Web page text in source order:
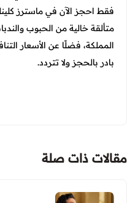
فقط احجز الآن في ماسترز
متألقة خالية من الحبوب
المملكة، فضلًا عن الأسعار
بادر بالحجز ولا تتردد.
مقالات ذات صلة